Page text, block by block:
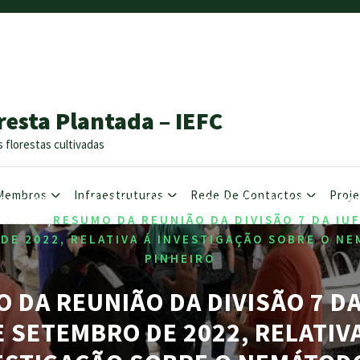
Plantada – IEFC
florestas cultivadas
Infraestruturas Rede De Contactos
/2023 JANUARY,BIOTIC,IEFC NEWSLETTER,
RESUMO DA REUNIÃO DA DIVISÃO 7 DA
2022, RELATIVA Á INVESTIGAÇÃO SOBRE O
PINHEIRO
DA REUNIÃO DA DIVISÃO 7
SETEMBRO DE 2022,